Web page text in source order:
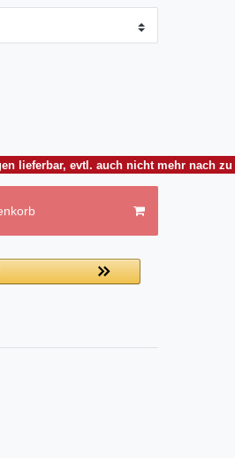
lieferbar, evtl. auch nicht mehr nach